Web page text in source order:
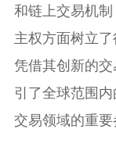
和链上交易机
主权方面树立
凭借其创新的
引了全球范围
交易领域的重要